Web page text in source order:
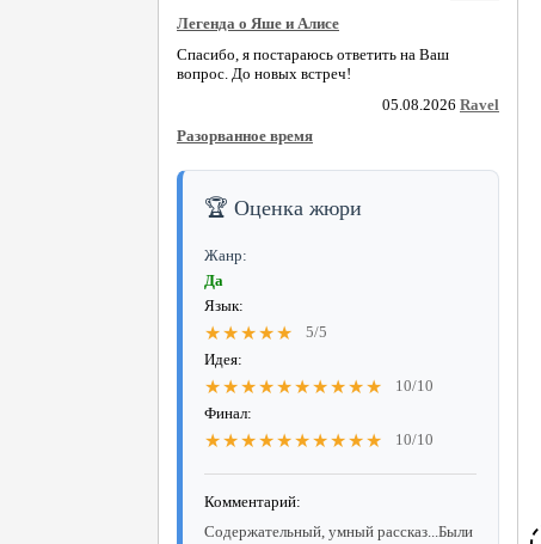
Легенда о Яше и Алисе
Спасибо, я постараюсь ответить на Ваш
вопрос. До новых встреч!
05.08.2026 Ravel
Разорванное время
🏆 Оценка жюри
Жанр:
Да
Язык:
★★★★★
5/5
Идея:
★★★★★★★★★★
10/10
Финал:
★★★★★★★★★★ 10/10
Комментарий:
Содержательный, умный рассказ...Были